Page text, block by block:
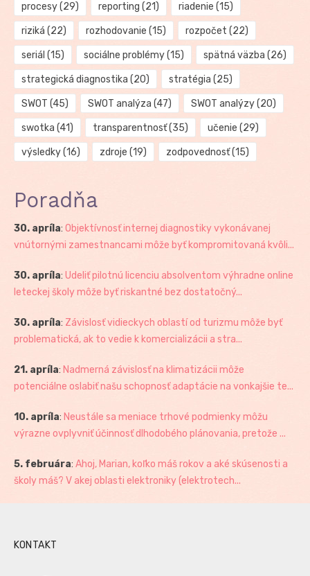
procesy(29) reporting (21) riadenie (15)
riziká (22) rozhodovanie (15) rozpočet (22)
seriál (15) sociálne problémy(15) spätná väzba (26)
strategická diagnostika (20) stratégia (25)
SWOT (45) SWOT analýza (47) SWOT analýzy(20)
swotka (41) transparentnosť(35) učenie (29)
výsledky(16) zdroje (19) zodpovednosť(15)
Poradňa
30. apríla: Objektívnosť internej diagnostiky vykonávanej
vnútornými zamestnancami môže byť kompromitovaná kvôli...
30. apríla: Udeliť pilotnú licenciu absolventom výhradne online
leteckej školy môže byť riskantné bez dostatočný...
30. apríla: Závislosť vidieckych oblastí od turizmu môže byť
problematická, ak to vedie k komercializácii a stra...
21. apríla: Nadmerná závislosť na klimatizácii môže
potenciálne oslabiť našu schopnosť adaptácie na vonkajšie te...
10. apríla: Neustále sa meniace trhové podmienky môžu
výrazne ovplyvniť účinnosť dlhodobého plánovania, pretože ...
5. februára: Ahoj, Marian, koľko máš rokov a aké skúsenosti a
školy máš? V akej oblasti elektroniky (elektrotech...
KONTAKT